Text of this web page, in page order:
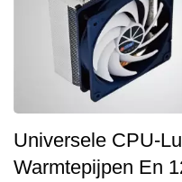
Universele CPU-
Warmtepijpen En